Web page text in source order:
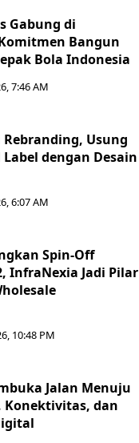
Gabung di
Bangun
Bola Indonesia
7:46 AM
Rebranding, Usung
dengan Desain
6:07 AM
Spin-Off
InfraNexia Jadi Pilar
10:48 PM
Jalan Menuju
Konektivitas, dan